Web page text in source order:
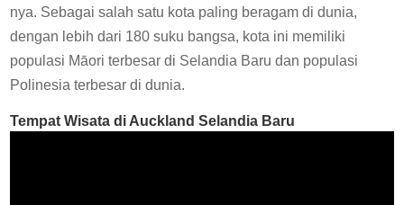
nya. Sebagai salah satu kota paling beragam di dunia,
dengan lebih dari 180 suku bangsa, kota ini memiliki
populasi Māori terbesar di Selandia Baru dan populasi
Polinesia terbesar di dunia.
Tempat Wisata di Auckland Selandia Baru